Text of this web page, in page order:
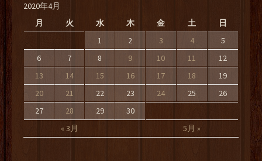
2020年4月
月
火 水 木 金 土 日
« 3月 5月 »
1 2 3 4
5
6
7 8 9 10 11
12
13
14 15 16 17 18
19
20
21 22 23 24 25
26
27
28 29 30